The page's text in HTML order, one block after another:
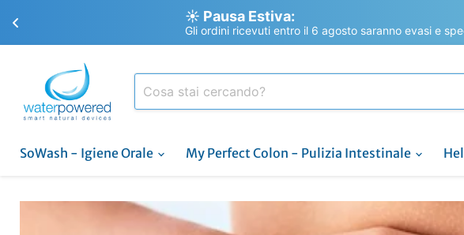
☀️ Pausa Estiva:
Gli ordini ricevuti entro il 6 agosto saranno evasi e
SoWash - Igiene Orale My Perfect Colon - Pulizia Intestinale